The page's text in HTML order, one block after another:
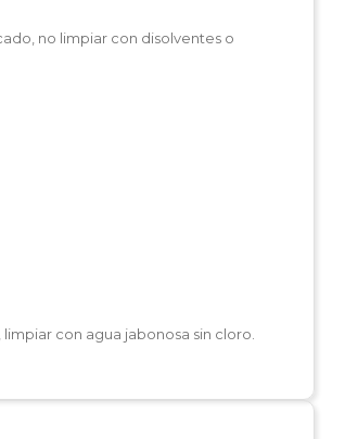
no limpiar con disolventes o
con agua jabonosa sin cloro.